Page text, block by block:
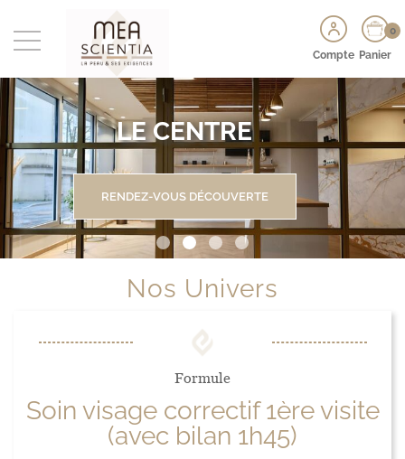
Compte
0
Panier
LE CENTRE
RENDEZ-VOUS DÉCOUVERTE
Nos Univers
Formule
Soin visage correctif 1ère visite
(avec bilan 1h45)